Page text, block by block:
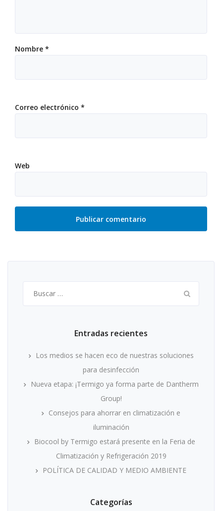
Nombre *
Correo electrónico *
Web
Entradas recientes
Los medios se hacen eco de nuestras soluciones
para desinfección
Nueva etapa: ¡Termigo ya forma parte de Dantherm
Group!
Consejos para ahorrar en climatización e
iluminación
Biocool by Termigo estará presente en la Feria de
Climatización y Refrigeración 2019
POLÍTICA DE CALIDAD Y MEDIO AMBIENTE
Categorías